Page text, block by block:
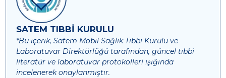
SATEM TIBBİ KURULU
*Bu içerik, Satem Mobil Sağlık Tıbbi Kurulu ve
Laboratuvar Direktörlüğü tarafından, güncel tıbbi
literatür ve laboratuvar protokolleri ışığında
incelenerek onaylanmıştır.